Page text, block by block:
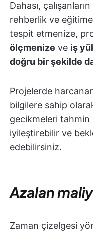
Dahası,
rehberlik ve
tespit etmenize,
ölçmenize ve iş
doğru bir şekilde
Projelerde
bilgilere sahip
gecikmeleri tahmin
iyileştirebilir ve
edebilirsiniz.
Azalan
Zaman çizelgesi